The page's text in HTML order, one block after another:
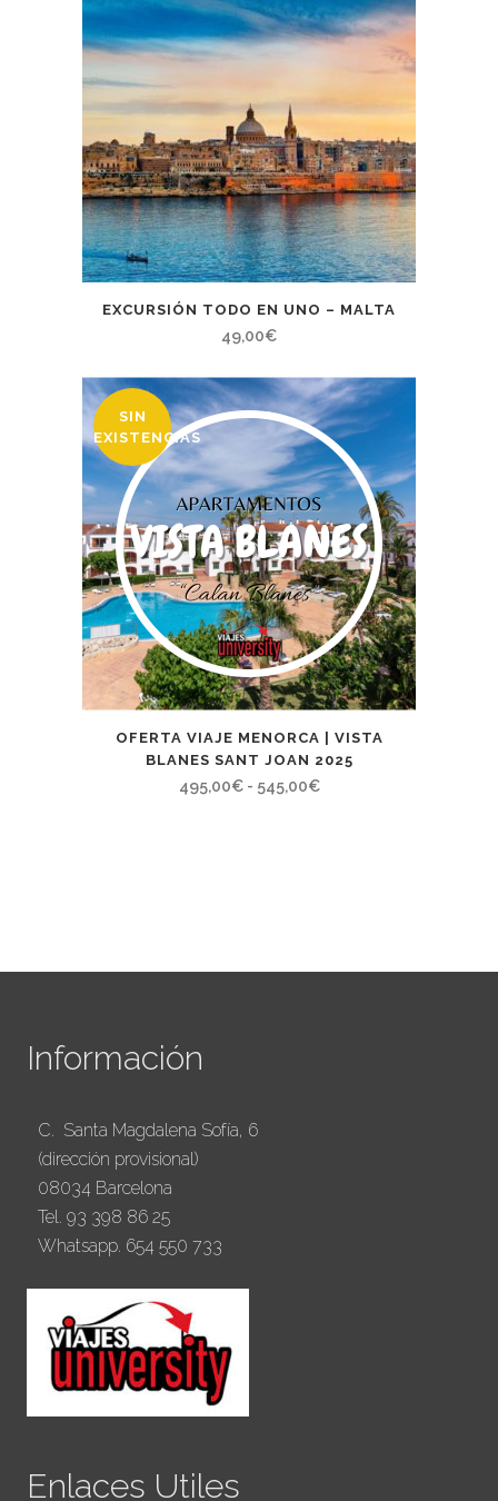
599,00€.519,00€.
EXCURSIÓN TODO EN UNO – MALTA
49,00€
SIN
EXISTENCIAS
OFERTA VIAJE MENORCA | VISTA
BLANES SANT JOAN 2025
495,00€ - 545,00€Rango
Información
C. Santa Magdalena Sofía, 6
(dirección provisional)
08034 Barcelona
Tel. 93 398 86 25
Whatsapp. 654 550 733
Enlaces Utiles